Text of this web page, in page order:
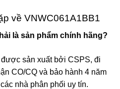
về VNWC061A1BB1
là sản phẩm chính hãng?
sản xuất bởi CSPS, đi
CO/CQ và bảo hành 4 năm
nhà phân phối uy tín.